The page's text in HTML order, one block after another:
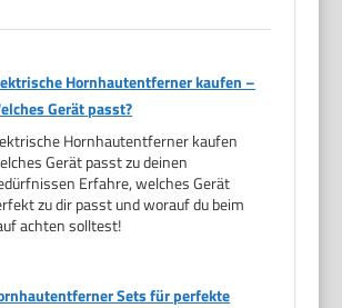
Hornhautentferner kaufen –
Gerät passt?
Hornhautentferner kaufen
Gerät passt zu deinen
Erfahre, welches Gerät
zu dir passt und worauf du beim
achten solltest!
Sets für perfekte